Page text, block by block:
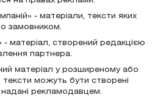
- матеріали, тексти яких
замовником.
- матеріал, створений редакцією
партнера.
матеріал у розширеному або
можуть бути створені
рекламодавцем.